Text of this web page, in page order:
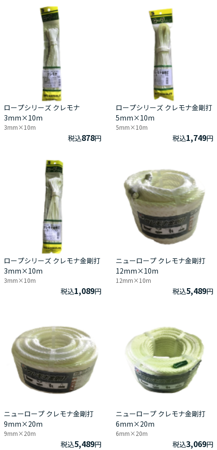
ロープシリーズ クレモナ
3mm×10m
3mm×10m
税込878円
ロープシリーズ クレモナ金剛打
5mm×10m
5mm×10m
税込1,749円
ロープシリーズ クレモナ金剛打
3mm×10m
3mm×10m
税込1,089円
ニューロープ クレモナ金剛打
12mm×10m
12mm×10m
税込5,489円
ニューロープ クレモナ金剛打
9mm×20m
9mm×20m
税込5,489円
ニューロープ クレモナ金剛打
6mm×20m
6mm×20m
税込3,069円